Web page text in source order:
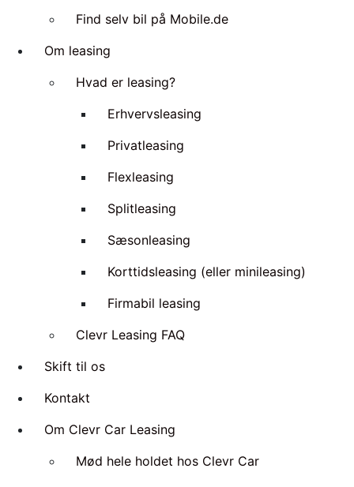
Find selv bil på Mobile.de
Om leasing
Hvad er leasing?
Erhvervsleasing
Privatleasing
Flexleasing
Splitleasing
Sæsonleasing
Korttidsleasing (eller minileasing)
Firmabil leasing
Clevr Leasing FAQ
Skift til os
Kontakt
Om Clevr Car Leasing
Mød hele holdet hos Clevr Car